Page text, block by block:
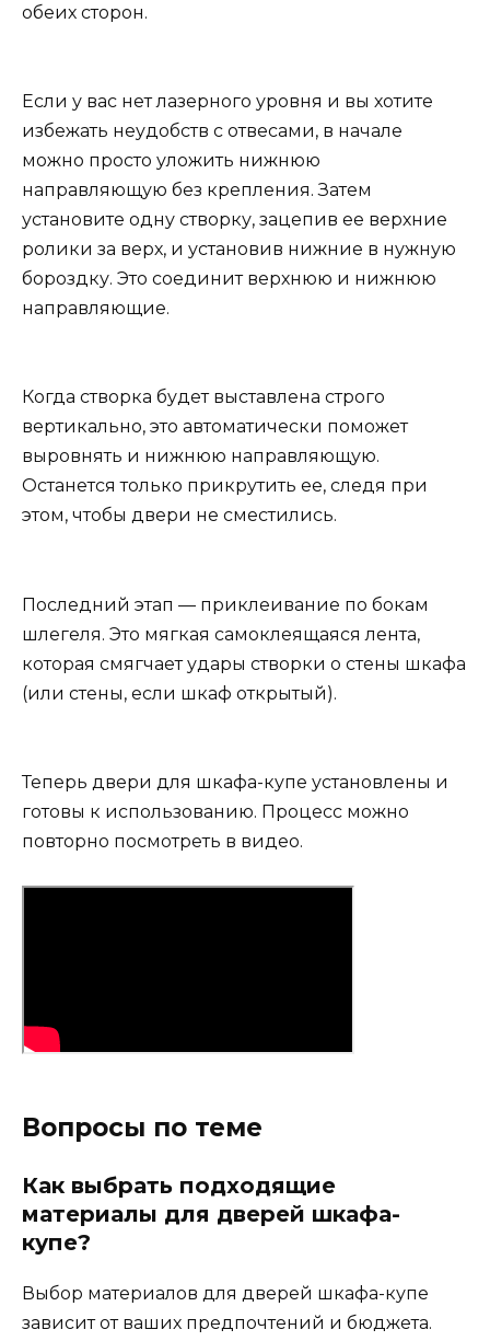
обеих сторон.
Если у вас нет лазерного уровня и вы хотите
избежать неудобств с отвесами, в начале
можно просто уложить нижнюю
направляющую без крепления. Затем
установите одну створку, зацепив ее верхние
ролики за верх, и установив нижние в нужную
бороздку. Это соединит верхнюю и нижнюю
направляющие.
Когда створка будет выставлена строго
вертикально, это автоматически поможет
выровнять и нижнюю направляющую.
Останется только прикрутить ее, следя при
этом, чтобы двери не сместились.
Последний этап — приклеивание по бокам
шлегеля. Это мягкая самоклеящаяся лента,
которая смягчает удары створки о стены шкафа
(или стены, если шкаф открытый).
Теперь двери для шкафа-купе установлены и
готовы к использованию. Процесс можно
повторно посмотреть в видео.
Вопросы по теме
Как выбрать подходящие
материалы для дверей шкафа-
купе?
Выбор материалов для дверей шкафа-купе
зависит от ваших предпочтений и бюджета.